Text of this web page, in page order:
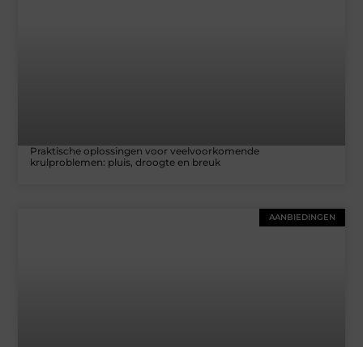
Praktische oplossingen voor veelvoorkomende
krulproblemen: pluis, droogte en breuk
AANBIEDINGEN